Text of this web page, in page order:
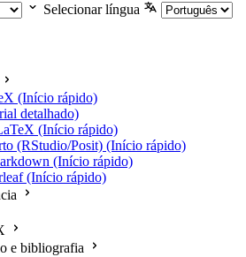
Selecionar língua
(Início rápido)
detalhado)
(Início rápido)
(RStudio/Posit) (Início rápido)
(Início rápido)
(Início rápido)
e bibliografia